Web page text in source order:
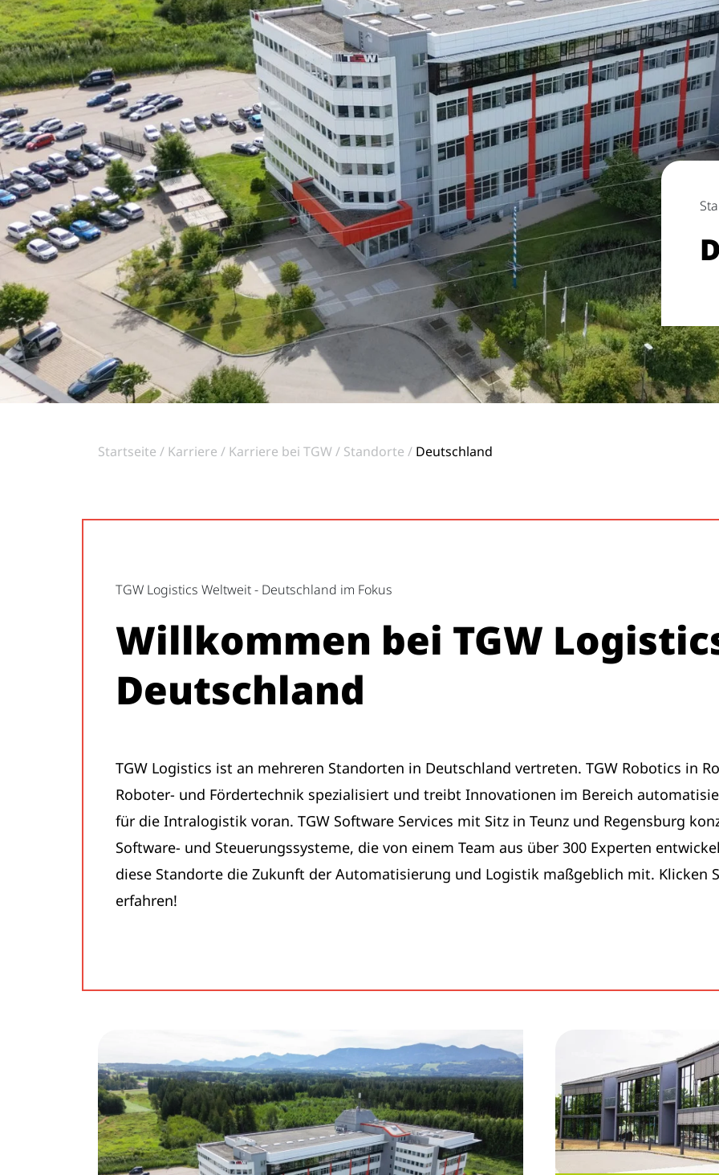
Startseite Karriere Karriere bei TGW Standorte Deutschland
TGW Logistics Weltweit - Deutschland im Fokus
Willkommen bei TGW
Deutschland
TGW Logistics ist an mehreren Standorten in Deutschland vertreten. TGW Robotics in
Roboter- und Fördertechnik spezialisiert und treibt Innovationen im Bereich
für die Intralogistik voran. TGW Software Services mit Sitz in Teunz und Regensburg
Software- und Steuerungssysteme, die von einem Team aus über 300 Experten
diese Standorte die Zukunft der Automatisierung und Logistik maßgeblich mit. Klicken
erfahren!